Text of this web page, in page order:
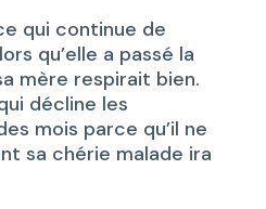
qui continue de
qu’elle a passé la
mère respirait bien.
décline les
mois parce qu’il ne
sa chérie malade ira